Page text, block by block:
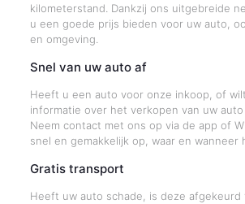
kilometerstand. Dankzij ons uitgebreide
u een goede prijs bieden voor uw auto,
en omgeving.
Snel van uw auto af
Heeft u een auto voor onze inkoop, of
informatie over het verkopen van uw auto
Neem contact met ons op via de app of
snel en gemakkelijk op, waar en wanneer
Gratis transport
Heeft uw auto schade, is deze afgekeurd